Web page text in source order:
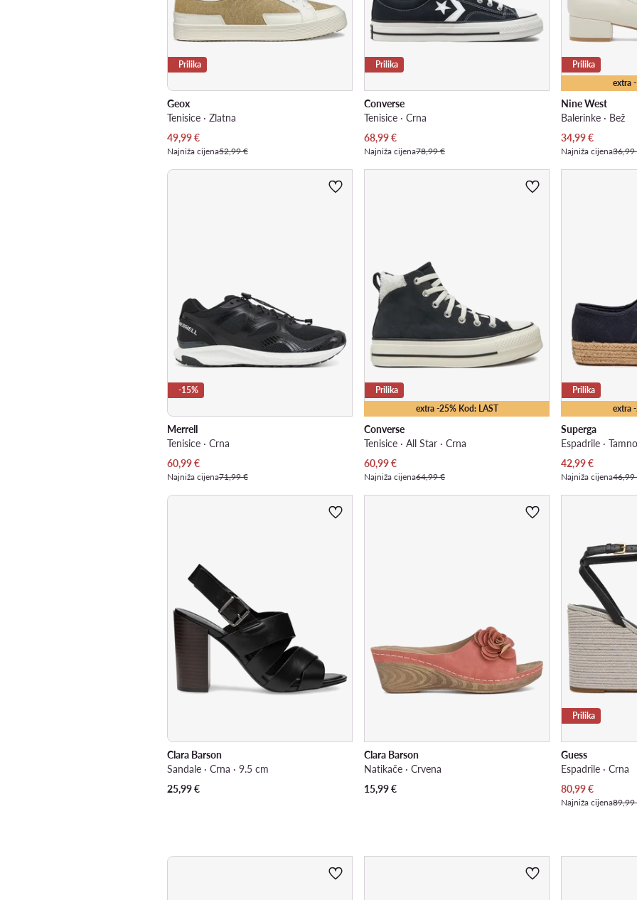
Prilika
Geox
Tenisice · Zlatna
Trenutna cijena
49,99€
Najniža cijena52,99 €
Prilika
Converse
Tenisice · Crna
Trenutna cijena
68,99€
Najniža cijena78,99 €
extra
Prilika
Nine West
Balerinke · Bež
Trenutna cijena
34,99€
Najniža cijena36,99
-15%
Merrell
Tenisice · Crna
Trenutna cijena
60,99€
Najniža cijena71,99 €
extra -25% Kod: LAST
Prilika
Converse
Tenisice · All Star · Crna
Trenutna cijena
60,99€
Najniža cijena64,99 €
extra
Prilika
Superga
Espadrile ·
Trenutna cijena
42,99€
Najniža cijena46,99
Clara Barson
Sandale · Crna · 9.5 cm
25,99€
Clara Barson
Natikače · Crvena
15,99€
Prilika
Guess
Espadrile · Crna
Trenutna cijena
80,99€
Najniža cijena89,99